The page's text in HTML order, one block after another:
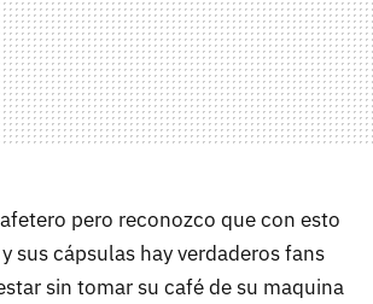
pero reconozco que con esto
sus cápsulas hay verdaderos fans
sin tomar su café de su maquina